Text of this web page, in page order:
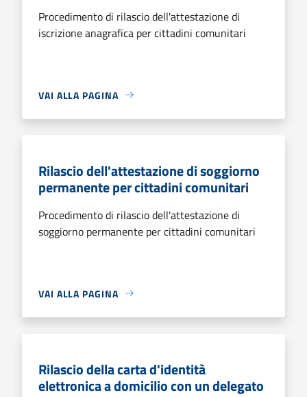
Procedimento di rilascio dell'attestazione di
iscrizione anagrafica per cittadini comunitari
VAI ALLA PAGINA
Rilascio dell'attestazione di soggiorno
permanente per cittadini comunitari
Procedimento di rilascio dell'attestazione di
soggiorno permanente per cittadini comunitari
VAI ALLA PAGINA
Rilascio della carta d'identità
elettronica a domicilio con un delegato